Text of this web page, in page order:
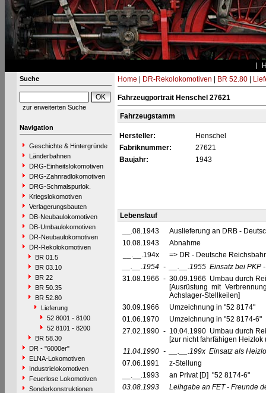
Suche
zur erweiterten Suche
Navigation
Geschichte & Hintergründe
Länderbahnen
DRG-Einheitslokomotiven
DRG-Zahnradlokomotiven
DRG-Schmalspurlok.
Kriegslokomotiven
Verlagerungsbauten
DB-Neubaulokomotiven
DB-Umbaulokomotiven
DR-Neubaulokomotiven
DR-Rekolokomotiven
BR 01.5
BR 03.10
BR 22
BR 50.35
BR 52.80
Lieferung
52 8001 - 8100
52 8101 - 8200
BR 58.30
DR - "6000er"
ELNA-Lokomotiven
Industrielokomotiven
Feuerlose Lokomotiven
Sonderkonstruktionen
Home DR-Rekolokomotiven BR 52.80|
Fahrzeugportrait Henschel 27621
Fahrzeugstamm
Hersteller:
Henschel
Fabriknummer:
27621
Baujahr:
1943
Lebenslauf
__.08.1943
Auslieferung an DRB -
10.08.1943
Abnahme
__.__.194x
=> DR - Deutsche
__.__.1954 - __.__.1955 Einsatz bei PKP
31.08.1966 - 30.09.1966 Umbau durch
[Ausrüstung mit
Achslager-Stellkeilen]
30.09.1966
Umzeichnung in "52 8174"
01.06.1970
Umzeichnung in "52 8174-6"
27.02.1990 - 10.04.1990 Umbau durch
[zur nicht fahrfähigen
11.04.1990 - __.__.199x Einsatz als
07.06.1991
z-Stellung
__.__.1993
an Privat [D] "52 8174-6"
03.08.1993
Leihgabe an FET - Freunde